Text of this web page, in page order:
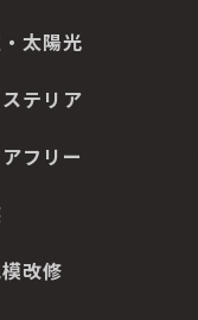
太陽光
テリア
フリー
改修